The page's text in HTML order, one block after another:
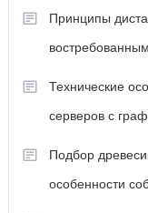
Принципы
Технические
серверов с
Подбор
особенности